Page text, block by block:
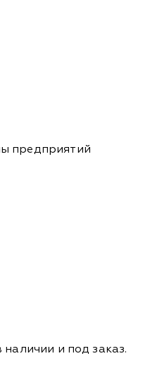
предприятий
и под заказ.